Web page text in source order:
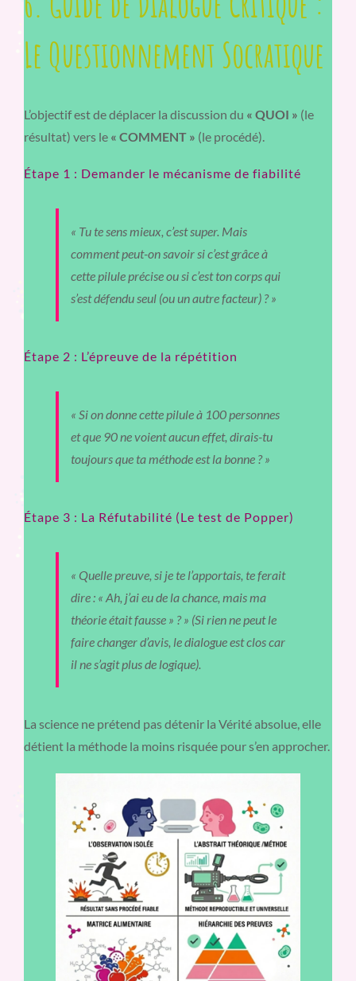
Le Questionnement Socratique
L’objectif est de déplacer la discussion du « QUOI » (le
résultat) vers le « COMMENT » (le procédé).
Étape 1 : Demander le mécanisme de fiabilité
« Tu te sens mieux, c’est super. Mais
comment peut-on savoir si c’est grâce à
cette pilule précise ou si c’est ton corps qui
s’est défendu seul (ou un autre facteur) ? »
Étape 2 : L’épreuve de la répétition
« Si on donne cette pilule à 100 personnes
et que 90 ne voient aucun effet, dirais-tu
toujours que ta méthode est la bonne ? »
Étape 3 : La Réfutabilité (Le test de Popper)
« Quelle preuve, si je te l’apportais, te ferait
dire : « Ah, j’ai eu de la chance, mais ma
théorie était fausse » ? » (Si rien ne peut le
faire changer d’avis, le dialogue est clos car
il ne s’agit plus de logique).
La science ne prétend pas détenir la Vérité absolue, elle
détient la méthode la moins risquée pour s’en approcher.